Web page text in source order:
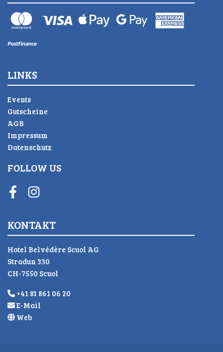
LINKS
Events
Gutscheine
AGB
Impressum
Datenschutz
FOLLOW US
FacebookInstagram
KONTAKT
Hotel Belvédère Scuol AG
Stradun 330
CH-7550 Scuol
+41 81 861 06 20
E-Mail
Web